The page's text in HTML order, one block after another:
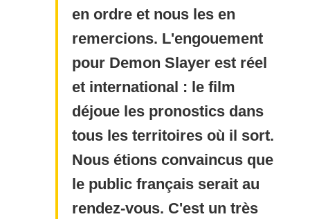
en ordre et nous les en
remercions. L'engouement
pour Demon Slayer est réel
et international : le film
déjoue les pronostics dans
tous les territoires où il sort.
Nous étions convaincus que
le public français serait au
rendez-vous. C'est un très